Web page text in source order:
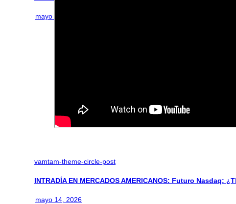
mayo 26, 2026
vamtam-theme-circle-post
INTRADÍA EN MERCADOS AMERICANOS: Futuro Nasdaq:
mayo 14, 2026